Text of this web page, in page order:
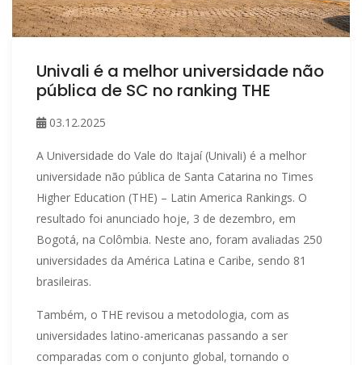
Univali é a melhor universidade não
pública de SC no ranking THE
03.12.2025
A Universidade do Vale do Itajaí (Univali) é a melhor
universidade não pública de Santa Catarina no Times
Higher Education (THE) – Latin America Rankings. O
resultado foi anunciado hoje, 3 de dezembro, em
Bogotá, na Colômbia. Neste ano, foram avaliadas 250
universidades da América Latina e Caribe, sendo 81
brasileiras.
Também, o THE revisou a metodologia, com as
universidades latino-americanas passando a ser
comparadas com o conjunto global, tornando o